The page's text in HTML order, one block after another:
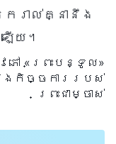
រាល់គ្នានឹង
ើយ។
ភៅ «ព្រះបន្ទូល»
និងកិច្ចការរបស់
ព្រះជាម្ចាស់